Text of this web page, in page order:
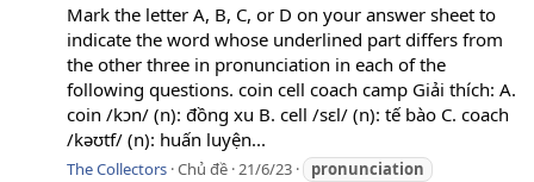
Mark the letter A, B, C, or D on your answer sheet to
indicate the word whose underlined part differs from
the other three in pronunciation in each of the
following questions. coin cell coach camp Giải thích: A.
coin /kͻn/ (n): đồng xu B. cell /sεl/ (n): tế bào C. coach
/kəʊtf/ (n): huấn luyện...
The Collectors Chủ đề 21/6/23
pronunciation